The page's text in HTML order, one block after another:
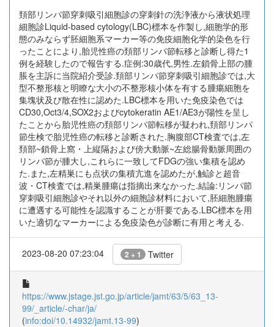
頚部リンパ節穿刺吸引細胞診の穿刺針の洗浄液から液状処理
細胞診Liquid-based cytology(LBC)標本を作製し,細胞学的形
態のみならず胚細胞系マーカー等の免疫細胞化学的染色を行
ったことにより,胎児性癌の頚部リンパ節転移と診断し得た1
例を経験したので報告する.症例:30歳代,男性.左鎖骨上部の腫
脹を主訴に当院紹介受診.頚部リンパ節穿刺吸引細胞診では,大
型不整形核と明瞭な大小の不整形核小体を有する腫瘍細胞を
集塊状及び散在性に認めた.LBC標本を用いた免疫染色では
CD30,Oct3/4,SOX2およびcytokeratin AE1/AE3が陽性を呈し
たことから胎児性癌の頚部リンパ節転移が疑われ,頚部リンパ
節生検で胎児性癌の転移と診断された.胸腹部CT検査では,左
頚部~鎖骨上窩・上縦隔および傍大動脈~左総腸骨動脈周囲の
リンパ節が腫大し,これらに一致してFDGの強い集積を認め
た.また,左精巣にも点状の集積亢進を認めたが,触診と超音
波・CT検査では,精巣腫瘍は指摘出来なかった.結論:リンパ節
穿刺吸引細胞診やそれ以外の細胞診材料において,胚細胞腫瘍
に遭遇する可能性を認識することが肝要である.LBC標本を用
いた適切なマーカーによる免疫染色が診断に有用と考える.
2023-08-20 07:23:04 2 + 1 Twitter
https://www.jstage.jst.go.jp/article/jamt/63/5/63_13-
99/_article/-char/ja/
(info:doi/10.14932/jamt.13-99)